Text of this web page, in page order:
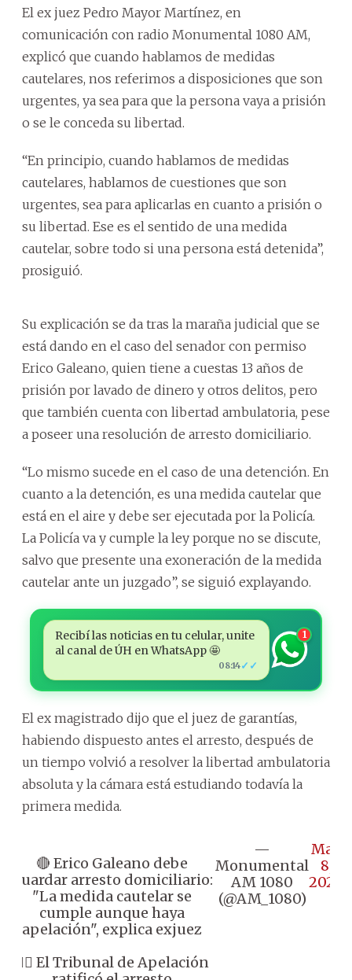
El ex juez Pedro Mayor Martínez, en
comunicación con radio Monumental 1080 AM,
explicó que cuando hablamos de medidas
cautelares, nos referimos a disposiciones que son
urgentes, ya sea para que la persona vaya a prisión
o se le conceda su libertad.
“En principio, cuando hablamos de medidas
cautelares, hablamos de cuestiones que son
urgentes, sea para aplicarlas en cuanto a prisión o
su libertad. Ese es el sentido de una medida
cautelar, sobre todo si una persona está detenida”,
prosiguió.
Su explicación se da tras la maraña judicial que se
está dando en el caso del senador con permiso
Erico Galeano, quien tiene a cuestas 13 años de
prisión por lavado de dinero y otros delitos, pero
que también cuenta con libertad ambulatoria, pese
a poseer una resolución de arresto domiciliario.
“Lo mismo sucede en el caso de una detención. En
cuanto a la detención, es una medida cautelar que
está en el aire y debe ser ejecutada por la Policía.
La Policía va y cumple la ley porque no se discute,
salvo que presente una exoneración de la medida
cautelar ante un juzgado”, se siguió explayando.
Recibí las noticias en tu celular, unite
al canal de ÚH en WhatsApp 🤩
08:14✓✓
1
El ex magistrado dijo que el juez de garantías,
habiendo dispuesto antes el arresto, después de
un tiempo volvió a resolver la libertad ambulatoria
absoluta y la cámara está estudiando todavía la
primera medida.
🔴 Erico Galeano debe
guardar arresto domiciliario:
"La medida cautelar se
cumple aunque haya
apelación", explica exjuez
👉🏼 El Tribunal de Apelación
—
Monumental
AM 1080
(@AM_1080)
May
8,
2026